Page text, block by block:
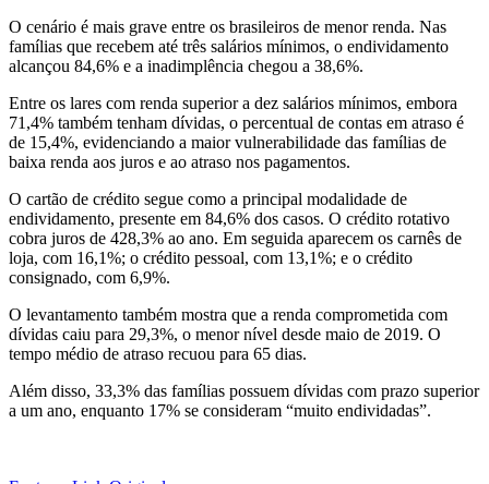
O cenário é mais grave entre os brasileiros de menor renda. Nas
famílias que recebem até três salários mínimos, o endividamento
alcançou 84,6% e a inadimplência chegou a 38,6%.
Entre os lares com renda superior a dez salários mínimos, embora
71,4% também tenham dívidas, o percentual de contas em atraso é
de 15,4%, evidenciando a maior vulnerabilidade das famílias de
baixa renda aos juros e ao atraso nos pagamentos.
O cartão de crédito segue como a principal modalidade de
endividamento, presente em 84,6% dos casos. O crédito rotativo
cobra juros de 428,3% ao ano. Em seguida aparecem os carnês de
loja, com 16,1%; o crédito pessoal, com 13,1%; e o crédito
consignado, com 6,9%.
O levantamento também mostra que a renda comprometida com
dívidas caiu para 29,3%, o menor nível desde maio de 2019. O
tempo médio de atraso recuou para 65 dias.
Além disso, 33,3% das famílias possuem dívidas com prazo superior
a um ano, enquanto 17% se consideram “muito endividadas”.